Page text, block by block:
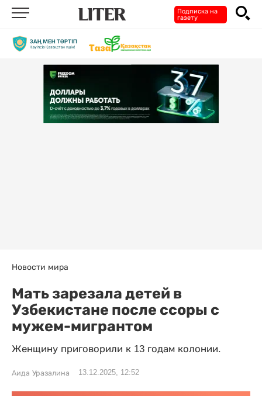
Подписка на
газету
Новости мира
Мать зарезала детей в
Узбекистане после ссоры с
мужем-мигрантом
Женщину приговорили к 13 годам колонии.
Аида Уразалина 13.12.2025, 12:52